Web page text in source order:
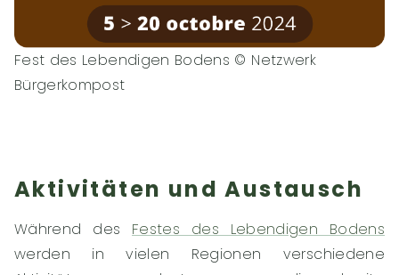
Fest des Lebendigen Bodens © Netzwerk
Bürgerkompost
Aktivitäten und Austausch
Während des Festes des Lebendigen Bodens
werden in vielen Regionen verschiedene